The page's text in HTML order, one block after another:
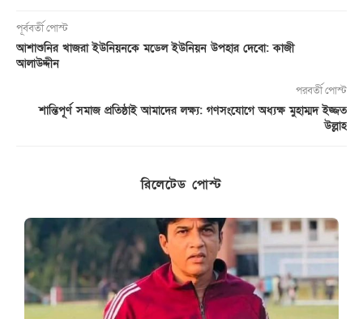
পূর্ববর্তী পোস্ট
আশাশুনির খাজরা ইউনিয়নকে মডেল ইউনিয়ন উপহার দেবো: কাজী
আলাউদ্দীন
পরবর্তী পোস্ট
শান্তিপূর্ণ সমাজ প্রতিষ্ঠাই আমাদের লক্ষ্য: গণসংযোগে অধ্যক্ষ মুহাম্মদ ইজ্জত
উল্লাহ
রিলেটেড পোস্ট